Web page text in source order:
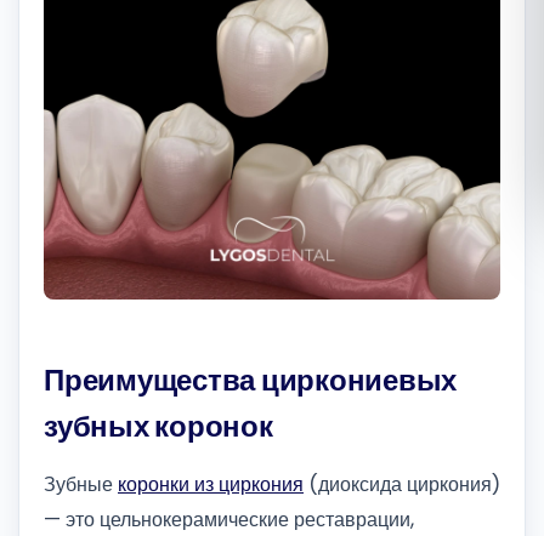
Преимущества циркониевых
зубных коронок
Зубные коронки из циркония (диоксида циркония)
— это цельнокерамические реставрации,